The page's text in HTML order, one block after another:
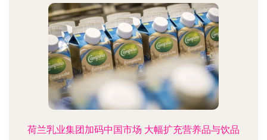
荷兰乳业集团加码中国市场 大幅扩充营养品与饮品